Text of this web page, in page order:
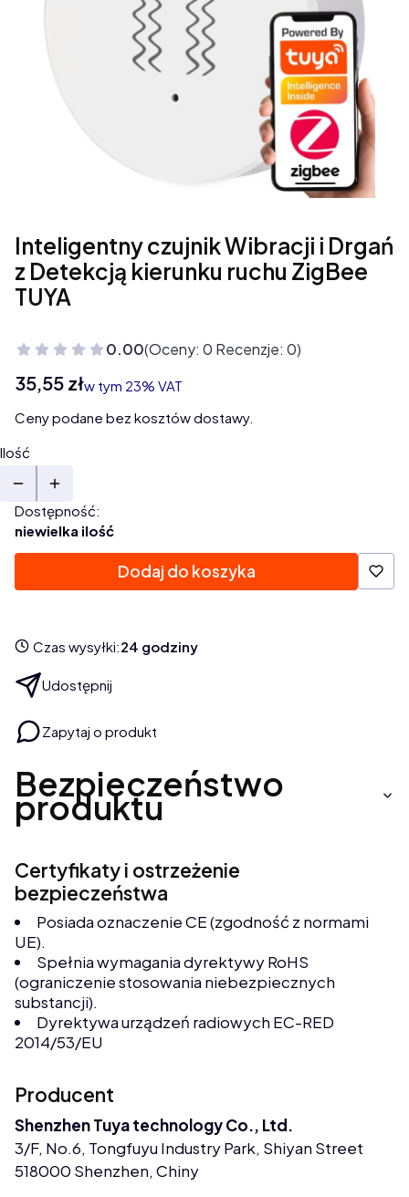
Inteligentny czujnik Wibracji i Drgań
z Detekcją kierunku ruchu ZigBee
TUYA
0.00(Oceny: 0 Recenzje: 0)
Cena
35,55 złw tym 23% VAT
w tym 23% VAT
Ceny podane bez kosztów dostawy.
Ilość
Dostępność:
niewielka ilość
Dodaj do koszyka
Czas wysyłki:24 godziny
Udostępnij
Zapytaj o produkt
Bezpieczeństwo
produktu
Certyfikaty i ostrzeżenie
bezpieczeństwa
Posiada oznaczenie CE (zgodność z normami
UE).
Spełnia wymagania dyrektywy RoHS
(ograniczenie stosowania niebezpiecznych
substancji).
Dyrektywa urządzeń radiowych EC-RED
2014/53/EU
Producent
Shenzhen Tuya technology Co., Ltd.
3/F, No.6, Tongfuyu Industry Park, Shiyan Street
518000 Shenzhen, Chiny